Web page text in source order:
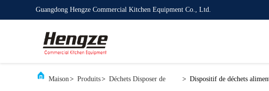
Guangdong Hengze Commercial Kitchen Equipment Co., Ltd.
Maison> Produits> Déchets Disposer de > Dispositif de déchets